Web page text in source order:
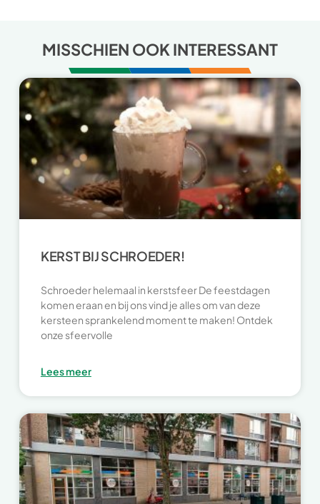
MISSCHIEN OOK INTERESSANT
KERST BIJ SCHROEDER!
Schroeder helemaal in kerstsfeer De feestdagen
komen eraan en bij ons vind je alles om van deze
kersteen sprankelend moment te maken! Ontdek
onze sfeervolle
Lees meer